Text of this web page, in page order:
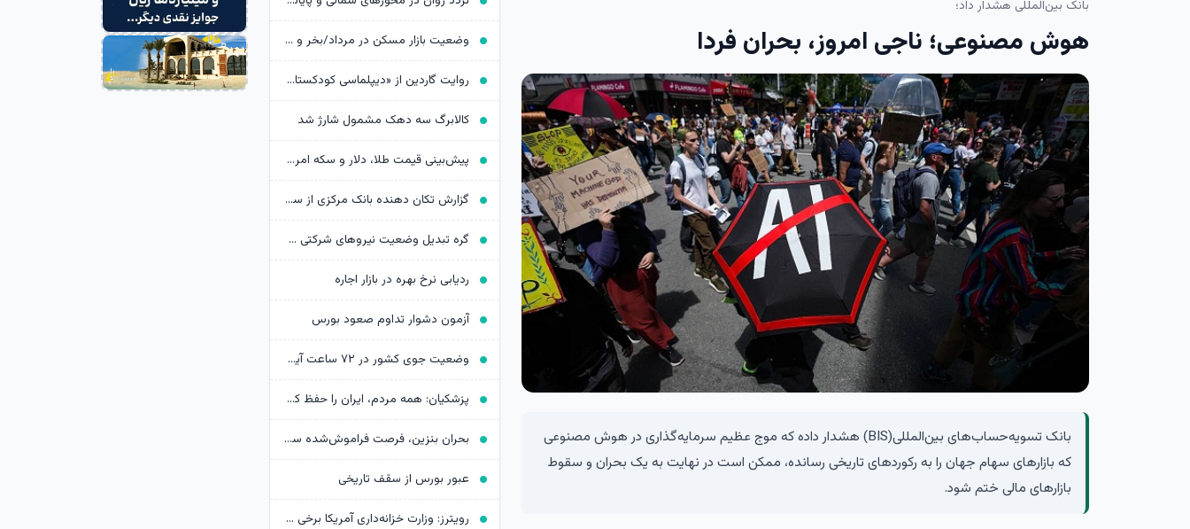
بانک بین‌المللی هشدار داد؛
هوش مصنوعی؛ ناجی امروز، بحران فردا
بانک تسویه‌حساب‌های بین‌المللی(BIS) هشدار داده که موج عظیم سرمایه‌گذاری در هوش مصنوعی
که بازارهای سهام جهان را به رکوردهای تاریخی رسانده، ممکن است در نهایت به یک بحران و سقوط
بازارهای مالی ختم شود.
وضعیت بازار مسکن در مرداد/بخر و بفروش‌ها دست از کار کشیدند
روایت گاردین از «دیپلماسی کودکستانی» ترامپ در برابر ایران
کالابرگ سه دهک مشمول شارژ شد
پیش‌بینی قیمت طلا، دلار و سکه امروز 15 مرداد 1405/ بازار منتظر مذاکرات تنگه هرمز
گزارش تکان‌ دهنده بانک مرکزی از سفره ایرانی‌ها؛ تورم چگونه فقرا را فقیرتر کرد؟
گره تبدیل وضعیت نیروهای شرکتی / قانون مانع است یا پیمانکاران؟
ردیابی نرخ بهره در بازار اجاره
آزمون دشوار تداوم صعود بورس
وضعیت جوی کشور در ۷۲ ساعت آینده؛ موج بارش‌های تابستانه در راه ۱۱ استان
پزشکیان: همه مردم، ایران را حفظ کردند/ بودن رهبر انقلاب قوت قلب بالایی برای ماست
بحران بنزین، فرصت فراموش‌شده سی‌ان‌جی
عبور بورس از سقف تاریخی
رویترز: وزارت خزانه‌داری آمریکا برخی تحریم‌های مرتبط با ایران را لغو کرد